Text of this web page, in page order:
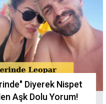
Diyerek Nispet
Aşk Dolu Yorum!